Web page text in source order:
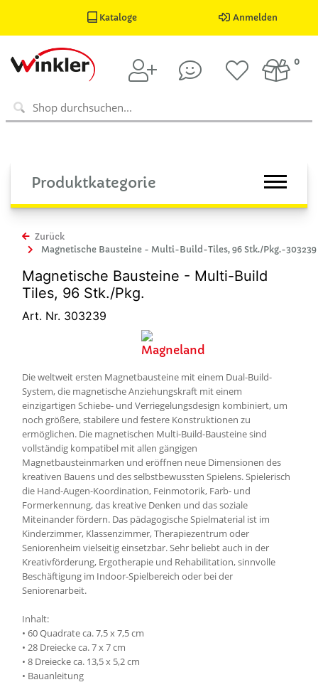
Kataloge Anmelden
0
Produktkategorie
Zurück
Magnetische Bausteine - Multi-Build-Tiles, 96 Stk./Pkg.-303239
Magnetische Bausteine - Multi-Build
Tiles, 96 Stk./Pkg.
Art. Nr. 303239
Die weltweit ersten Magnetbausteine mit einem Dual-Build-
System, die magnetische Anziehungskraft mit einem
einzigartigen Schiebe- und Verriegelungsdesign kombiniert, um
noch größere, stabilere und festere Konstruktionen zu
ermöglichen. Die magnetischen Multi-Build-Bausteine sind
vollständig kompatibel mit allen gängigen
Magnetbausteinmarken und eröffnen neue Dimensionen des
kreativen Bauens und des selbstbewussten Spielens. Spielerisch
die Hand-Augen-Koordination, Feinmotorik, Farb- und
Formerkennung, das kreative Denken und das soziale
Miteinander fördern. Das pädagogische Spielmaterial ist im
Kinderzimmer, Klassenzimmer, Therapiezentrum oder
Seniorenheim vielseitig einsetzbar. Sehr beliebt auch in der
Kreativförderung, Ergotherapie und Rehabilitation, sinnvolle
Beschäftigung im Indoor-Spielbereich oder bei der
Seniorenarbeit.
Inhalt:
• 60 Quadrate ca. 7,5 x 7,5 cm
• 28 Dreiecke ca. 7 x 7 cm
• 8 Dreiecke ca. 13,5 x 5,2 cm
• Bauanleitung